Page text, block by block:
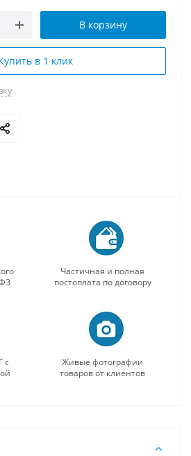
В корзину
в 1 клик
Частичная и полная
постоплата по договору
с
Живые фотографии
товаров от клиентов